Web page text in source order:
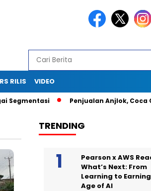
RILIS VIDEO
Penjualan Anjlok, Coca
TRENDING
Pearson x AWS
What’s Next: From
Learning to
Age of AI